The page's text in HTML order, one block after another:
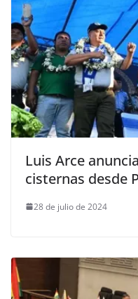
Luis Arce
cisternas desde
28 de julio de 2024